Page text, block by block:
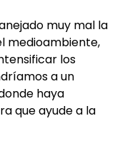
muy mal la
medioambiente,
los
a un
haya
que ayude a la